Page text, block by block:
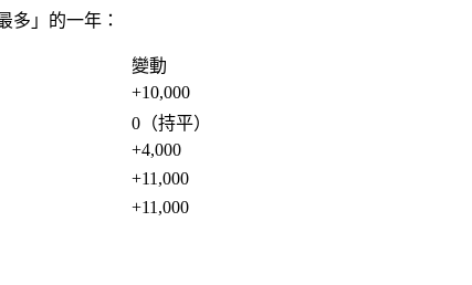
多」的一年：
變動
+10,000
0（持平）
+4,000
+11,000
+11,000